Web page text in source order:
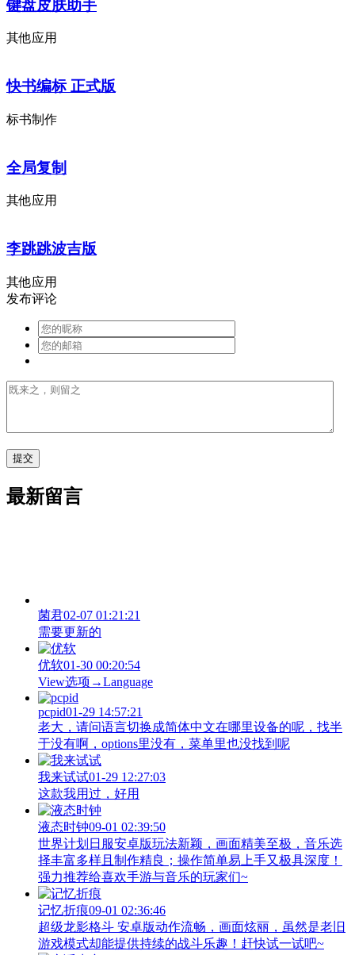
键盘皮肤助手
其他应用
快书编标 正式版
标书制作
全局复制
其他应用
李跳跳波吉版
其他应用
发布评论
最新留言
菌君02-07 01:21:21
需要更新的
优软01-30 00:20:54
View‌选项→Language
pcpid01-29 14:57:21
老大，请问语言切换成简体中文在哪里设备的呢，找半
于没有啊，options里没有，菜单里也没找到呢
我来试试01-29 12:27:03
这款我用过，好用
液态时钟09-01 02:39:50
世界计划日服安卓版玩法新颖，画面精美至极，音乐选
择丰富多样且制作精良；操作简单易上手又极具深度！
强力推荐给喜欢手游与音乐的玩家们~
记忆折痕09-01 02:36:46
超级龙影格斗 安卓版动作流畅，画面炫丽，虽然是老旧
游戏模式却能提供持续的战斗乐趣！赶快试一试吧~